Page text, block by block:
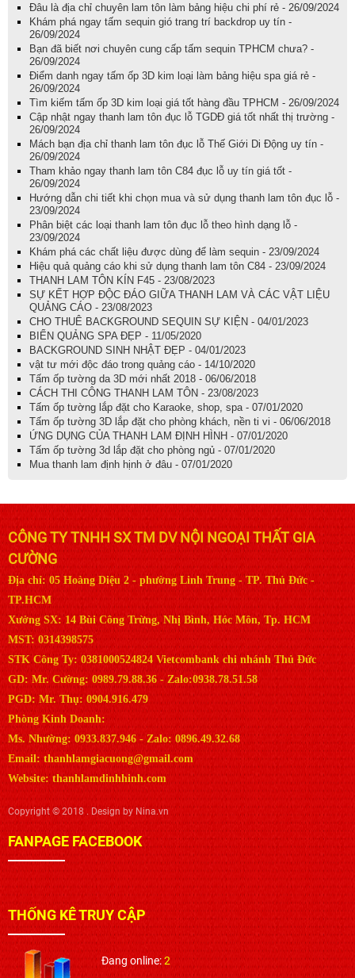
Đâu là địa chỉ chuyên lam tôn làm bảng hiệu chi phí rẻ - 26/09/2024
Khám phá ngay tấm sequin gió trang trí backdrop uy tín -
26/09/2024
Bạn đã biết nơi chuyên cung cấp tấm sequin TPHCM chưa? -
26/09/2024
Điểm danh ngay tấm ốp 3D kim loại làm bảng hiệu spa giá rẻ -
26/09/2024
Tìm kiếm tấm ốp 3D kim loại giá tốt hàng đầu TPHCM - 26/09/2024
Cập nhật ngay thanh lam tôn đục lỗ TGDĐ giá tốt nhất thị trường -
26/09/2024
Mách bạn địa chỉ thanh lam tôn đục lỗ Thế Giới Di Động uy tín -
26/09/2024
Tham khảo ngay thanh lam tôn C84 đục lỗ uy tín giá tốt -
26/09/2024
Hướng dẫn chi tiết khi chọn mua và sử dụng thanh lam tôn đục lỗ -
23/09/2024
Phân biệt các loại thanh lam tôn đục lỗ theo hình dạng lỗ -
23/09/2024
Khám phá các chất liệu được dùng để làm sequin - 23/09/2024
Hiệu quả quảng cáo khi sử dụng thanh lam tôn C84 - 23/09/2024
THANH LAM TÔN KÍN F45 - 23/08/2023
SỰ KẾT HỢP ĐỘC ĐÁO GIỮA THANH LAM VÀ CÁC VẬT LIỆU
QUẢNG CÁO - 23/08/2023
CHO THUÊ BACKGROUND SEQUIN SỰ KIỆN - 04/01/2023
BIỂN QUẢNG SPA ĐẸP - 11/05/2020
BACKGROUND SINH NHẬT ĐẸP - 04/01/2023
vật tư mới độc đáo trong quảng cáo - 14/10/2020
Tấm ốp tường da 3D mới nhất 2018 - 06/06/2018
CÁCH THI CÔNG THANH LAM TÔN - 23/08/2023
Tấm ốp tường lắp đặt cho Karaoke, shop, spa - 07/01/2020
Tấm ốp tường 3D lắp đặt cho phòng khách, nền ti vi - 06/06/2018
ỨNG DỤNG CỦA THANH LAM ĐỊNH HÌNH - 07/01/2020
Tấm ốp tường 3d lắp đặt cho phòng ngủ - 07/01/2020
Mua thanh lam định hịnh ở đâu - 07/01/2020
CÔNG TY TNHH SX TM DV NỘI NGOẠI THẤT GIA
CƯỜNG
Địa chỉ: 05 Hoàng Diệu 2 - phường Linh Trung - TP. Thủ Đức -
TP.HCM
Xưởng SX: 14 Bùi Công Trừng, Nhị Bình, Hóc Môn, Tp. HCM
MST: 0314398575
STK Công Ty: 0381000524824 Vietcombank chi nhánh Thủ Đức
GD: Mr. Cường: 0989.79.88.36 - Zalo:0938.78.51.58
PGD: Mr. Thụ: 0904.916.479
Phòng Kinh Doanh:
Ms. Nhường: 0933.837.946 - Zalo: 0896.49.32.68
Email: thanhlamgiacuong@gmail.com
Website: thanhlamdinhhinh.com
Copyright © 2018 . Design by Nina.vn
FANPAGE FACEBOOK
THỐNG KÊ TRUY CẬP
Đang online:2